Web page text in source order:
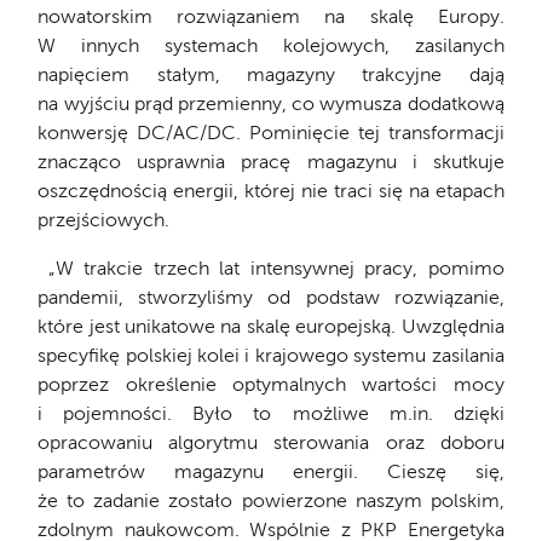
nowatorskim rozwiązaniem na skalę Europy.
W innych systemach kolejowych, zasilanych
napięciem stałym, magazyny trakcyjne dają
na wyjściu prąd przemienny, co wymusza dodatkową
konwersję DC/AC/DC. Pominięcie tej transformacji
znacząco usprawnia pracę magazynu i skutkuje
oszczędnością energii, której nie traci się na etapach
przejściowych.
„W trakcie trzech lat intensywnej pracy, pomimo
pandemii, stworzyliśmy od podstaw rozwiązanie,
które jest unikatowe na skalę europejską. Uwzględnia
specyfikę polskiej kolei i krajowego systemu zasilania
poprzez określenie optymalnych wartości mocy
i pojemności. Było to możliwe m.in. dzięki
opracowaniu algorytmu sterowania oraz doboru
parametrów magazynu energii. Cieszę się,
że to zadanie zostało powierzone naszym polskim,
zdolnym naukowcom. Wspólnie z PKP Energetyka